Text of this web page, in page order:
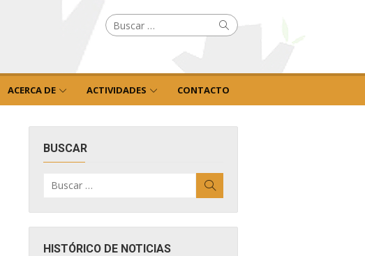
Buscar
por: Buscar
ACERCA DE ACTIVIDADES CONTACTO
BUSCAR
por:
HISTÓRICO DE NOTICIAS